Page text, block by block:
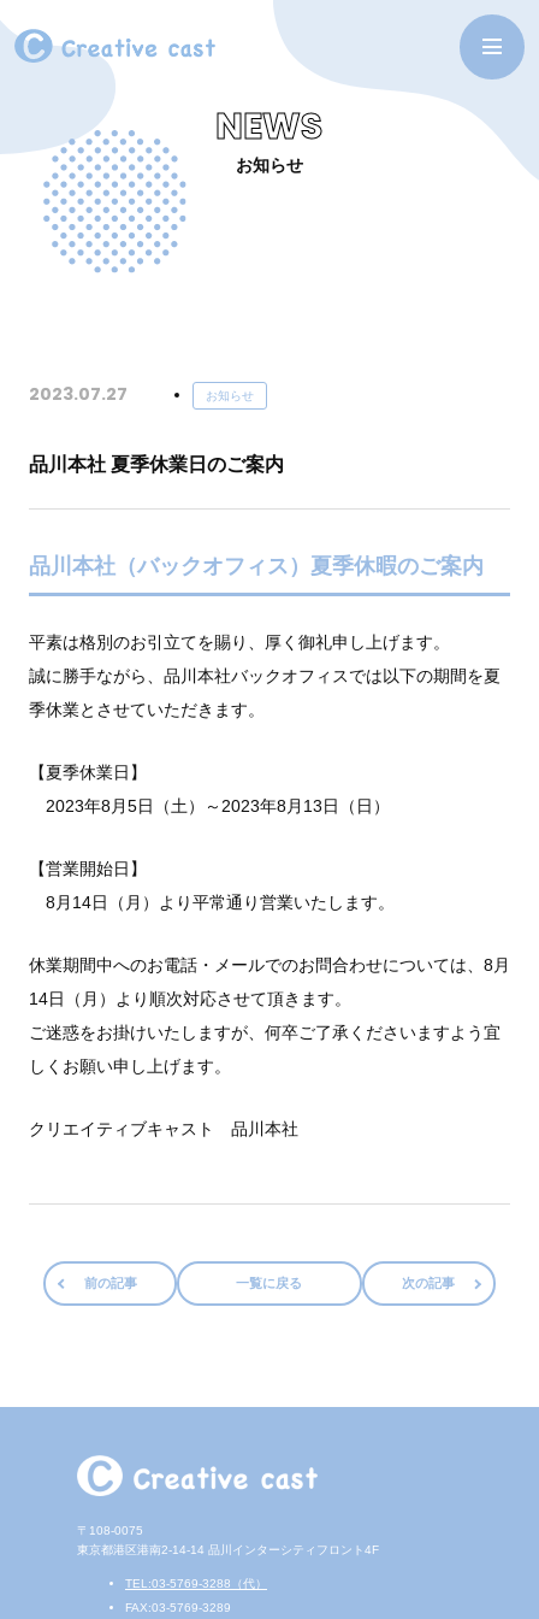
NEWS
お知らせ
2023.07.27 お知らせ
品川本社 夏季休業日のご案内
品川本社（バックオフィス）夏季休暇のご案内
平素は格別のお引立てを賜り、厚く御礼申し上げます。
誠に勝手ながら、品川本社バックオフィスでは以下の期間を夏
季休業とさせていただきます。
【夏季休業日】
2023年8月5日（土）～2023年8月13日（日）
【営業開始日】
8月14日（月）より平常通り営業いたします。
休業期間中へのお電話・メールでのお問合わせについては、8月
14日（月）より順次対応させて頂きます。
ご迷惑をお掛けいたしますが、何卒ご了承くださいますよう宜
しくお願い申し上げます。
クリエイティブキャスト 品川本社
前の記事 一覧に戻る 次の記事
〒108-0075
東京都港区港南2-14-14 品川インターシティフロント4F
TEL:03-5769-3288（代）
FAX:03-5769-3289